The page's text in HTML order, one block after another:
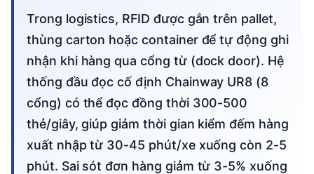
Trong logistics, RFID được gắn trên pallet,
thùng carton hoặc container để tự động ghi
nhận khi hàng qua cổng từ (dock door). Hệ
thống đầu đọc cố định Chainway UR8 (8
cổng) có thể đọc đồng thời 300-500
thẻ/giây, giúp giảm thời gian kiểm đếm hàng
xuất nhập từ 30-45 phút/xe xuống còn 2-5
phút. Sai sót đơn hàng giảm từ 3-5% xuống